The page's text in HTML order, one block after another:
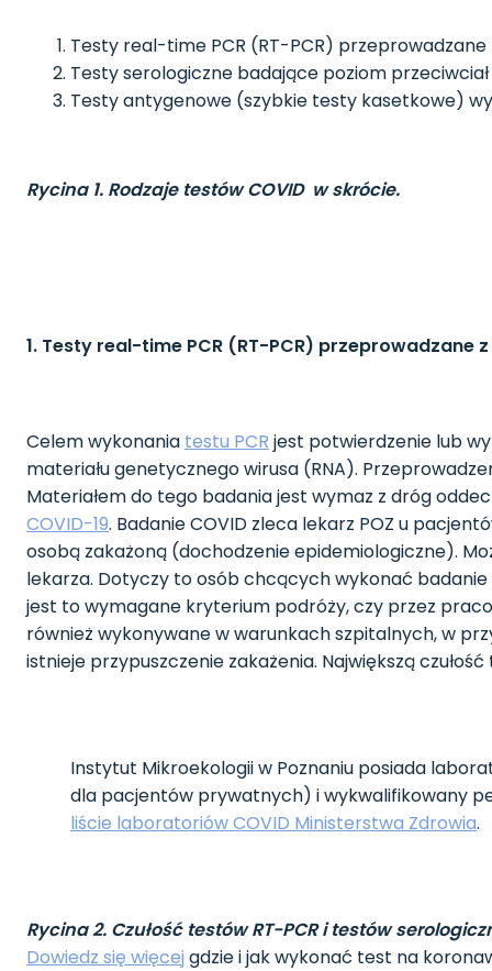
Testy real-time PCR (RT-PCR)
Testy serologiczne badające poziom
Testy antygenowe (szybkie testy kasetkowe)
Rycina 1. Rodzaje testów COVID w skrócie.
1. Testy real-time PCR (RT-PCR) przeprowadzane
Celem wykonania testu PCR jest potwierdzenie lub
materiału genetycznego wirusa (RNA).
Materiałem do tego badania jest wymaz z dróg
COVID-19. Badanie COVID zleca lekarz POZ u
osobą zakażoną (dochodzenie epidemiologiczne).
lekarza. Dotyczy to osób chcących wykonać
jest to wymagane kryterium podróży, czy przez
również wykonywane w warunkach szpitalnych, w
istnieje przypuszczenie zakażenia. Największą
Instytut Mikroekologii w Poznaniu posiada
dla pacjentów prywatnych) i wykwalifikowany
liście laboratoriów COVID Ministerstwa Zdrowia.
Rycina 2. Czułość testów RT-PCR i testów
Dowiedz się więcej gdzie i jak wykonać test na